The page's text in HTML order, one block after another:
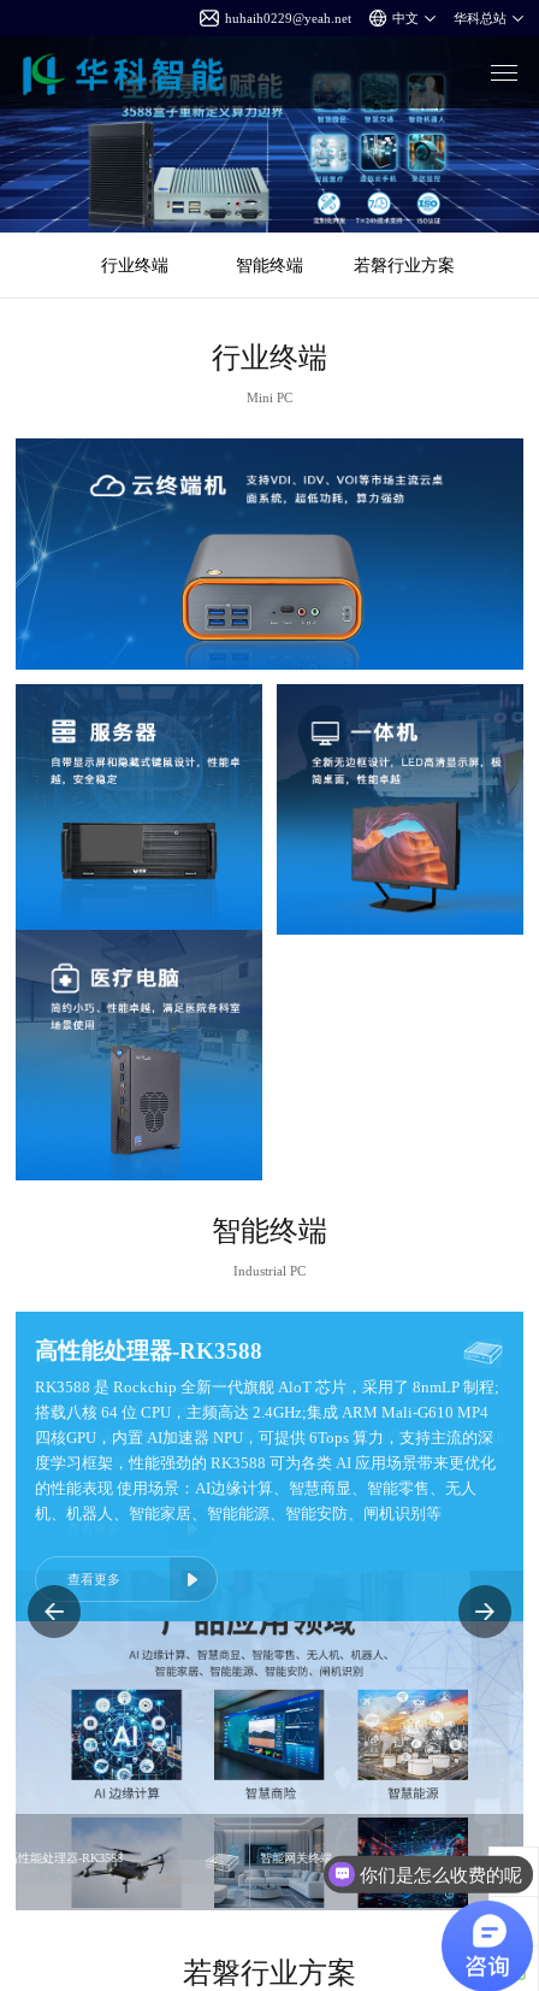
huhaih0229@yeah.net
行业终端 智能终端 若磐行业方案
行业终端
Mini PC
智能终端
Industrial PC
高性能处理器-RK3588
RK3588 是 Rockchip 全新一代旗舰 AloT 芯片，采用了 8nmLP 制程;
搭载八核 64 位 CPU，主频高达 2.4GHz;集成 ARM Mali-G610 MP4
四核GPU，内置 AI加速器 NPU，可提供 6Tops 算力，支持主流的深
度学习框架，性能强劲的 RK3588 可为各类 AI 应用场景带来更优化
的性能表现 使用场景：AI边缘计算、智慧商显、智能零售、无人
机、机器人、智能家居、智能能源、智能安防、闸机识别等
查看更多
智能网关终端
支持Windows和Linux系统，针对智能制造、智能家居、工业控制等
行业进行数据采集传输与控制。多网口可实现设备之间数据交换，支
持以太网、4G网络、WIFI多种网络传输协议。用户通过简单指令即
可方便的采集设备的开关信号、计数信号以及输出信号对设备的控
制，从而轻松实现产品的互通互联
边缘计算终端
支持Windows，Linux，安卓系统定制，可扩展串口/GPIO/凤凰端子
等多种接口。全封闭式防水防尘防震设计，支持7*24小时稳定运
行，场景涵盖智能家居，智慧零售，智慧停车场，智慧充电桩，自助
终端机，智慧健身等场景
高性能处理器-RK3588
RK3588 是 Rockchip 全新一代旗舰 AloT 芯片，采用了 8nmLP 制程;
搭载八核 64 位 CPU，主频高达 2.4GHz;集成 ARM Mali-G610 MP4
四核GPU，内置 AI加速器 NPU，可提供 6Tops 算力，支持主流的深
度学习框架，性能强劲的 RK3588 可为各类 AI 应用场景带来更优化
的性能表现 使用场景：AI边缘计算、智慧商显、智能零售、无人
机、机器人、智能家居、智能能源、智能安防、闸机识别等
查看更多
智能网关终端
支持Windows和Linux系统，针对智能制造、智能家居、工业控制等
行业进行数据采集传输与控制。多网口可实现设备之间数据交换，支
持以太网、4G网络、WIFI多种网络传输协议。用户通过简单指令即
可方便的采集设备的开关信号、计数信号以及输出信号对设备的控
制，从而轻松实现产品的互通互联
边缘计算终端
支持Windows，Linux，安卓系统定制，可扩展串口/GPIO/凤凰端子
等多种接口。全封闭式防水防尘防震设计，支持7*24小时稳定运
行，场景涵盖智能家居，智慧零售，智慧停车场，智慧充电桩，自助
终端机，智慧健身等场景
高性能处理器-RK3588
RK3588 是 Rockchip 全新一代旗舰 AloT 芯片，采用了 8nmLP 制程;
搭载八核 64 位 CPU，主频高达 2.4GHz;集成 ARM Mali-G610 MP4
四核GPU，内置 AI加速器 NPU，可提供 6Tops 算力，支持主流的深
度学习框架，性能强劲的 RK3588 可为各类 AI 应用场景带来更优化
的性能表现 使用场景：AI边缘计算、智慧商显、智能零售、无人
机、机器人、智能家居、智能能源、智能安防、闸机识别等
查看更多
智能网关终端
支持Windows和Linux系统，针对智能制造、智能家居、工业控制等
行业进行数据采集传输与控制。多网口可实现设备之间数据交换，支
持以太网、4G网络、WIFI多种网络传输协议。用户通过简单指令即
可方便的采集设备的开关信号、计数信号以及输出信号对设备的控
制，从而轻松实现产品的互通互联
边缘计算终端
支持Windows，Linux，安卓系统定制，可扩展串口/GPIO/凤凰端子
等多种接口。全封闭式防水防尘防震设计，支持7*24小时稳定运
行，场景涵盖智能家居，智慧零售，智慧停车场，智慧充电桩，自助
终端机，智慧健身等场景
高性能处理器-RK3588 智能网关终端
若磐行业方案
你们是怎么收费的呢
现在有优惠活动吗